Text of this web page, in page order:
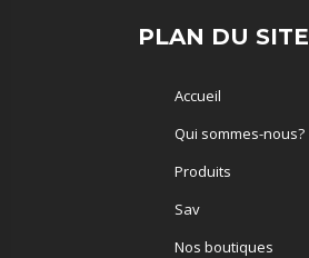
PLAN DU SITE
Accueil
Qui sommes-nous?
Produits
Sav
Nos boutiques